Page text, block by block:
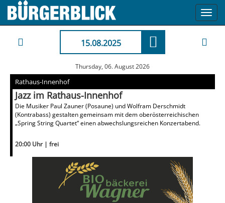
15.08.2025
Thursday, 06. August 2026
Rathaus-Innenhof
Jazz im Rathaus-Innenhof
Die Musiker Paul Zauner (Posaune) und Wolfram Derschmidt
(Kontrabass) gestalten gemeinsam mit dem oberösterreichischen
„Spring String Quartet“ einen abwechslungsreichen Konzertabend.
20:00 Uhr | frei